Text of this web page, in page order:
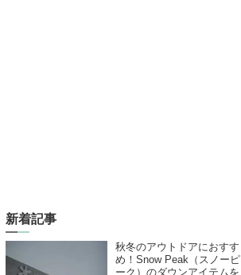
新着記事
秋冬のアウトドアにおすす
め！Snow Peak（スノーピ
ーク）のダウンアイテムを